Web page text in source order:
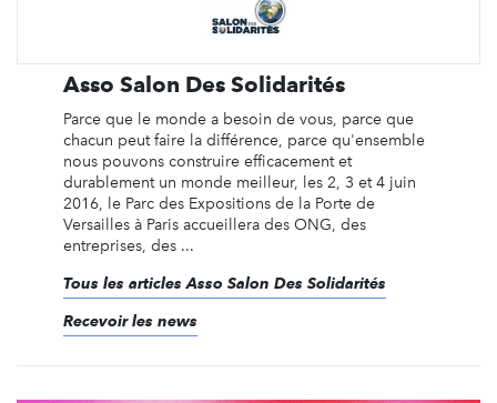
Asso Salon Des Solidarités
Parce que le monde a besoin de vous, parce que
chacun peut faire la différence, parce qu'ensemble
nous pouvons construire efficacement et
durablement un monde meilleur, les 2, 3 et 4 juin
2016, le Parc des Expositions de la Porte de
Versailles à Paris accueillera des ONG, des
entreprises, des ...
Tous les articles Asso Salon Des Solidarités
Recevoir les news